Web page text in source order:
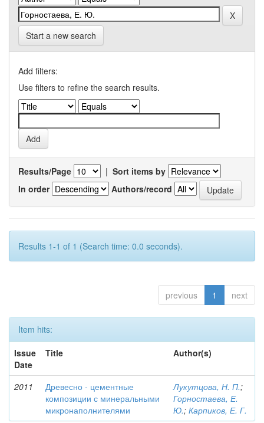
Start a new search
Add filters:
Use filters to refine the search results.
Results/Page | Sort items by
In order
Authors/record
Results 1-1 of 1 (Search time: 0.0 seconds).
previous 1 next
Item hits:
Issue
Date
Title Author(s)
2011
Древесно - цементные
композиции с минеральными
микронаполнителями
Лукутцова, Н. П.;
Горностаева, Е.
Ю.; Карпиков, Е. Г.